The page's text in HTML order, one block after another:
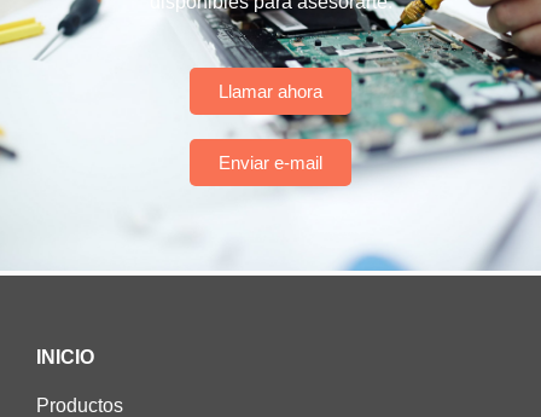
Llamar ahora
Enviar e-mail
INICIO
Productos